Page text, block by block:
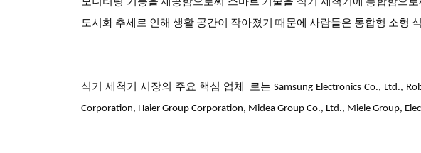
모니터링 기능을 제공함으로써 스마트 기술을 식기 세척기에 통합함으
도시화 추세로 인해 생활 공간이 작아졌기 때문에 사람들은 통합형 소형
식기 세척기 시장의 주요 핵심 업체
로는 Samsung Electronics Co., Ltd.,
Corporation, Haier Group Corporation, Midea Group Co., Ltd., Miele Group,